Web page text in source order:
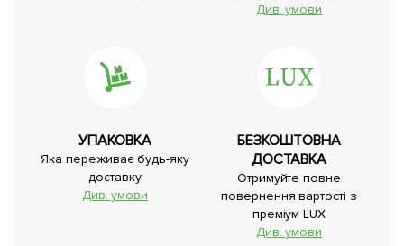
Див. умови
УПАКОВКА
Яка переживає будь-яку
доставку
Див. умови
БЕЗКОШТОВНА
ДОСТАВКА
Отримуйте повне
повернення вартості з
преміум LUX
Див. умови